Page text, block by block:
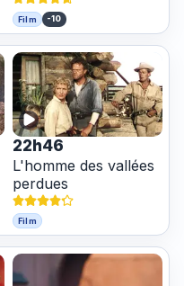
Film -10
22h46
L'homme des vallées
perdues
Film